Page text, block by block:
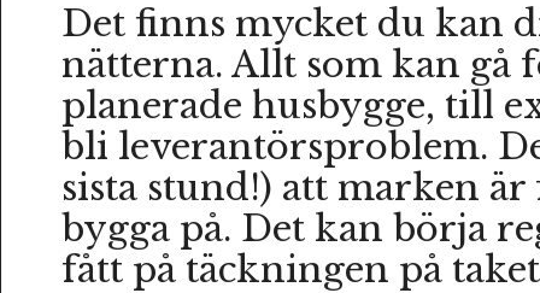
Det finns mycket du kan
nätterna. Allt som kan gå
planerade husbygge, till
bli leverantörsproblem.
sista stund!) att marken
bygga på. Det kan börja
fått på täckningen på